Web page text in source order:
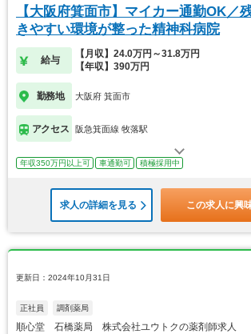
【大阪府箕面市】マイカー通勤OK／
きやすい環境が整った精神科病院
給与
【月収】24.0万円～31.8万円
【年収】390万円
勤務地 大阪府 箕面市
アクセス 阪急箕面線 牧落駅
年収350万円以上可 車通勤可 積極採用中
求人の詳細を見る この求人に興
更新日：2024年10月31日
正社員 調剤薬局
順心堂 石橋薬局 株式会社ユウトクの薬剤師求人